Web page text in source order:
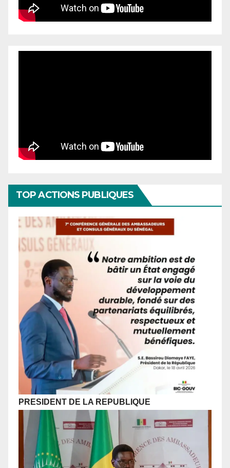
TOP ACTIONS PUBLIQUES
PRESIDENT DE LA REPUBLIQUE